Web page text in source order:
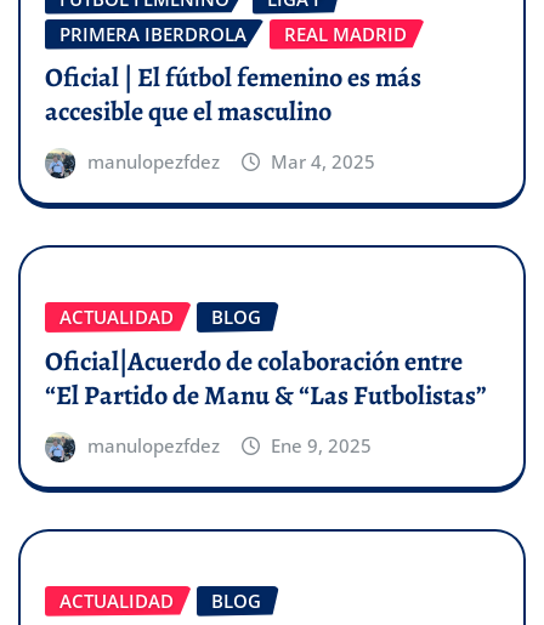
PRIMERA IBERDROLA
REAL MADRID
Oficial | El fútbol femenino es más
accesible que el masculino
manulopezfdez Mar 4, 2025
ACTUALIDAD BLOG
Oficial|Acuerdo de colaboración entre
“El Partido de Manu & “Las Futbolistas”
manulopezfdez Ene 9, 2025
ACTUALIDAD BLOG